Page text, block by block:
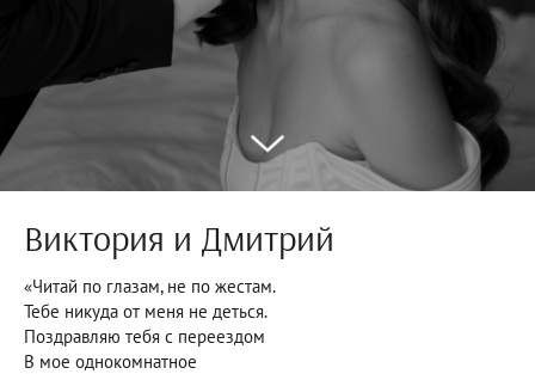
Виктория и Дмитрий
«Читай по глазам, не по жестам.
Тебе никуда от меня не деться.
Поздравляю тебя с переездом
В мое однокомнатное